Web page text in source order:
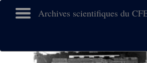
Archives scientifiques du